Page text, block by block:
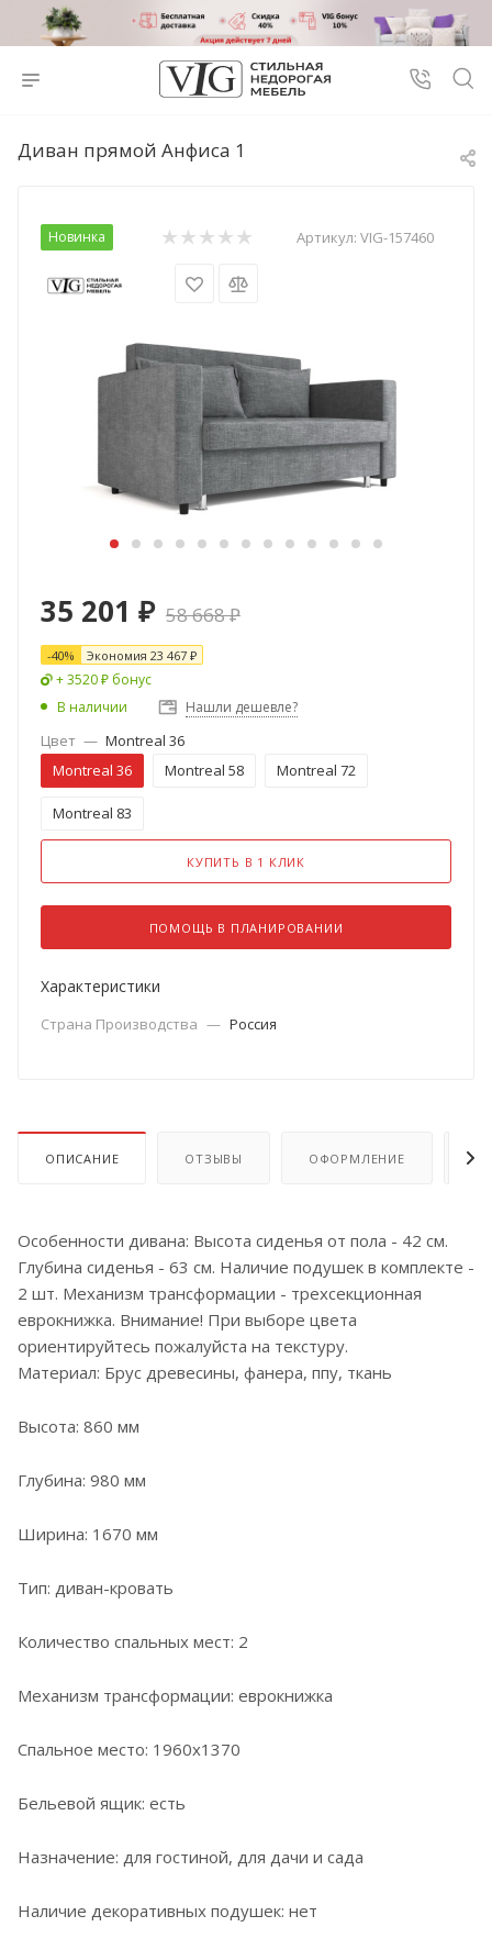
Диван прямой Анфиса 1
Новинка Артикул: VIG-157460
35 201 ₽ 58 668₽
-40% Экономия 23 467 ₽
+ 3520 ₽ бонус
В наличии
Нашли дешевле?
Цвет — Montreal 36
Montreal 36
Montreal 58 Montreal 72
Montreal 83
КУПИТЬ В 1 КЛИК
ПОМОЩЬ В ПЛАНИРОВАНИИ
Характеристики
Страна Производства — Россия
ОПИСАНИЕ ОТЗЫВЫ ОФОРМЛЕНИЕ
Особенности дивана: Высота сиденья от пола - 42 см.
Глубина сиденья - 63 см. Наличие подушек в комплекте -
2 шт. Механизм трансформации - трехсекционная
еврокнижка. Внимание! При выборе цвета
ориентируйтесь пожалуйста на текстуру.
Материал: Брус древесины, фанера, ппу, ткань
Высота: 860 мм
Глубина: 980 мм
Ширина: 1670 мм
Тип: диван-кровать
Количество спальных мест: 2
Механизм трансформации: еврокнижка
Спальное место: 1960x1370
Бельевой ящик: есть
Назначение: для гостиной, для дачи и сада
Наличие декоративных подушек: нет